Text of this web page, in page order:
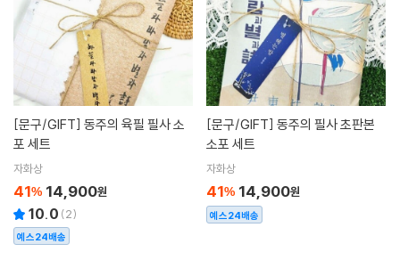
[문구/GIFT]
포 세트
자화상
41% 14,900원
10.0 (2)
예스24배송
[문구/GIFT]
소포 세트
자화상
41% 14,900원
예스24배송